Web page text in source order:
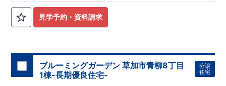
台』!
小学校、中学校、保育園、スーパー、コンビニ、クリニックな
ど
徒歩14分 ◆収納も沢山あります！
の内装！ ・LDKは空間演出した折り上げ天井 ・開放感のある
『アイランド風オープンキッチン』 ・2階の主寝室は、仕切れ
る『主寝室可変型』タイプです ◆便利な設備！
・掃除に便利
『バルコニー水栓』 ・雨の日でも洗濯物が干せる
見学予約・資料請求
ブルーミングガーデン 草加市青柳8丁目
1棟-長期優良住宅-
分譲
住宅